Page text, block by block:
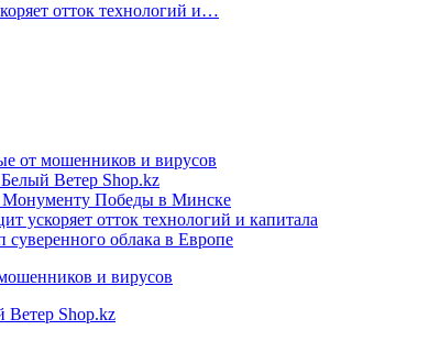
отток технологий и…
от мошенников и вирусов
Ветер Shop.kz
Монументу Победы в Минске
ускоряет отток технологий и капитала
суверенного облака в Европе
и вирусов
Ветер Shop.kz